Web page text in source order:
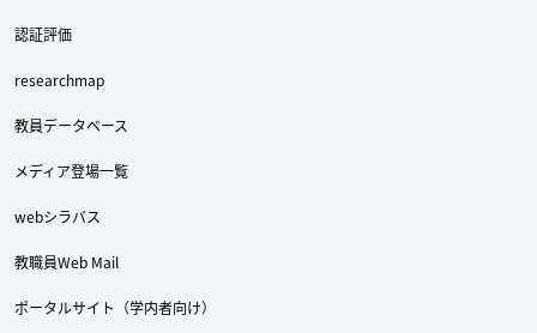
認証評価
researchmap
教員データベース
メディア登場一覧
webシラバス
教職員Web Mail
ポータルサイト（学内者向け）